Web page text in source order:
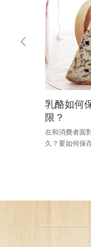
乳酪如何
限？
在和消費者面
久？要如何保